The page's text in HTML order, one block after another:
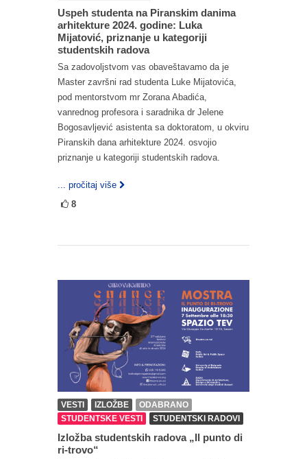
Uspeh studenta na Piranskim danima
arhitekture 2024. godine: Luka
Mijatović, priznanje u kategoriji
studentskih radova
Sa zadovoljstvom vas obaveštavamo da je
Master završni rad studenta Luke Mijatovića,
pod mentorstvom mr Zorana Abadića,
vanrednog profesora i saradnika dr Jelene
Bogosavljević asistenta sa doktoratom, u okviru
Piranskih dana arhitekture 2024. osvojio
priznanje u kategoriji studentskih radova.
... pročitaj više
8
VESTI IZLOŽBE
ODABRANO
STUDENTSKE VESTI
STUDENTSKI RADOVI
Izložba studentskih radova „Il punto di
ri-trovo“